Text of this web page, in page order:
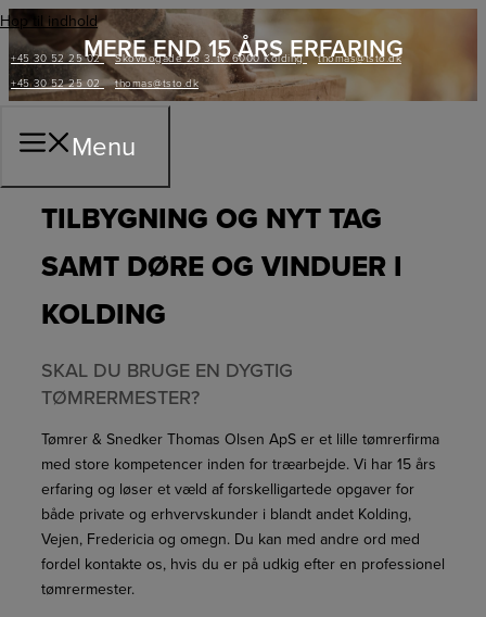
Hop til indhold
+45 30 52 25 02 Skovbogade 26 3. tv. 6000 Kolding
thomas@tsto.dk
+45 30 52 25 02
thomas@tsto.dk
Menu
MERE END 15 ÅRS ERFARING
TILBYGNING OG NYT TAG
SAMT DØRE OG VINDUER I
KOLDING
SKAL DU BRUGE EN DYGTIG
TØMRERMESTER?
Tømrer & Snedker Thomas Olsen ApS er et lille tømrerfirma
med store kompetencer inden for træarbejde. Vi har 15 års
erfaring og løser et væld af forskelligartede opgaver for
både private og erhvervskunder i blandt andet Kolding,
Vejen, Fredericia og omegn. Du kan med andre ord med
fordel kontakte os, hvis du er på udkig efter en professionel
tømrermester.